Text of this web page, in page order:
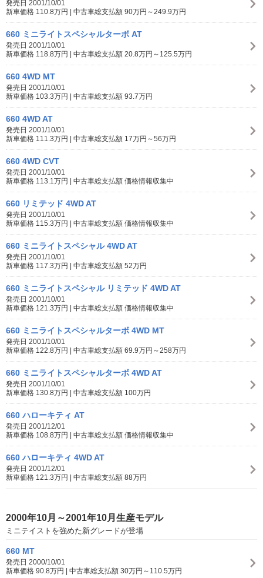
発売日 2001/10/01
新車価格 110.8万円 | 中古車総支払額 90万円～249.9万円
660 ミニライトスペシャルターボ AT
発売日 2001/10/01
新車価格 118.8万円 | 中古車総支払額 20.8万円～125.5万円
660 4WD MT
発売日 2001/10/01
新車価格 103.3万円 | 中古車総支払額 93.7万円
660 4WD AT
発売日 2001/10/01
新車価格 111.3万円 | 中古車総支払額 17万円～56万円
660 4WD CVT
発売日 2001/10/01
新車価格 113.1万円 | 中古車総支払額 価格情報収集中
660 リミテッド 4WD AT
発売日 2001/10/01
新車価格 115.3万円 | 中古車総支払額 価格情報収集中
660 ミニライトスペシャル 4WD AT
発売日 2001/10/01
新車価格 117.3万円 | 中古車総支払額 52万円
660 ミニライトスペシャル リミテッド 4WD AT
発売日 2001/10/01
新車価格 121.3万円 | 中古車総支払額 価格情報収集中
660 ミニライトスペシャルターボ 4WD MT
発売日 2001/10/01
新車価格 122.8万円 | 中古車総支払額 69.9万円～258万円
660 ミニライトスペシャルターボ 4WD AT
発売日 2001/10/01
新車価格 130.8万円 | 中古車総支払額 100万円
660 ハローキティ AT
発売日 2001/12/01
新車価格 108.8万円 | 中古車総支払額 価格情報収集中
660 ハローキティ 4WD AT
発売日 2001/12/01
新車価格 121.3万円 | 中古車総支払額 88万円
2000年10月～2001年10月生産モデル
ミニテイストを強めた新グレードが登場
660 MT
発売日 2000/10/01
新車価格 90.8万円 | 中古車総支払額 30万円～110.5万円